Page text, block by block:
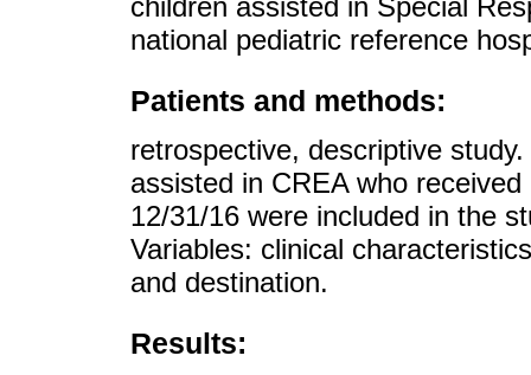
national pediatric reference
Patients and methods:
retrospective, descriptive
assisted in CREA who
12/31/16 were included in the
Variables: clinical
and destination.
Results: